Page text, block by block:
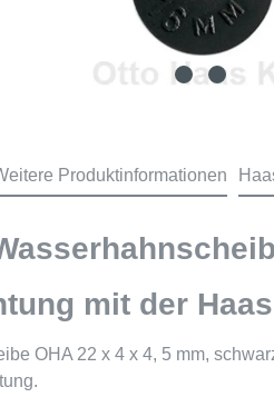
Produktinformationen
mit der
OHA 22 x 4 x 4, 5 mm,